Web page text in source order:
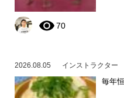
70
2026.08.05 インストラクター
毎年